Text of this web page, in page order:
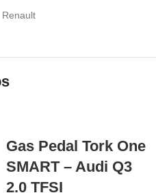
Renault
Gas Pedal Tork One
SMART – Audi Q3
2.0 TFSI